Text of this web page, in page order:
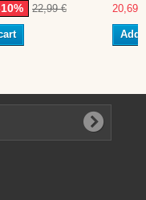
22,99 € 20,69 €
Add